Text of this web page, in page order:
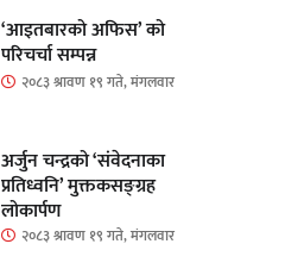
‘आइतबारको अफिस’ को
परिचर्चा सम्पन्न
२०८३ श्रावण १९ गते, मंगलवार
अर्जुन चन्द्रको ‘संवेदनाका
प्रतिध्वनि’ मुक्तकसङ्ग्रह
लोकार्पण
२०८३ श्रावण १९ गते, मंगलवार